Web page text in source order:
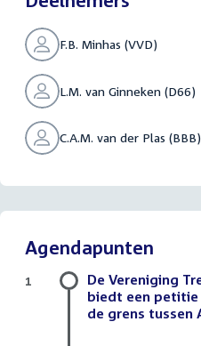
F.B. Minhas (VVD)
L.M. van Ginneken (D66)
C.A.M. van der Plas (BBB)
Agendapunten
De Vereniging
biedt een petitie
de grens tussen
1